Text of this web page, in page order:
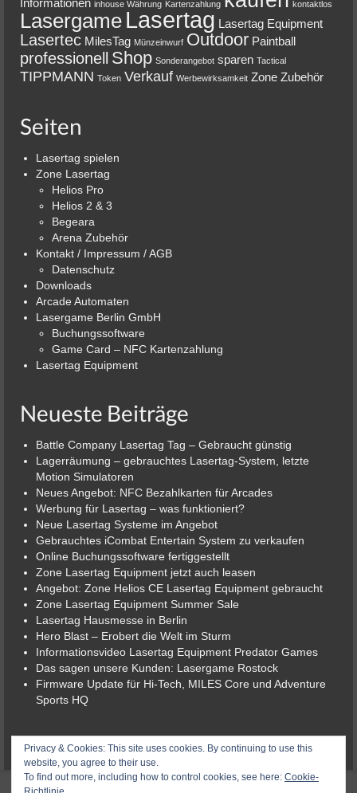
inhouse Währung Kartenzahlung kontaktlos
Lasergame Lasertag Lasertag Equipment
Lasertec MilesTag Münzeinwurf Outdoor Paintball
professionell Shop Sonderangebot sparen Tactical
TIPPMANN Token Verkauf Werbewirksamkeit Zone Zubehör
Seiten
Lasertag spielen
Zone Lasertag
Helios Pro
Helios 2 & 3
Begeara
Arena Zubehör
Kontakt / Impressum / AGB
Datenschutz
Downloads
Arcade Automaten
Lasergame Berlin GmbH
Buchungssoftware
Game Card – NFC Kartenzahlung
Lasertag Equipment
Neueste Beiträge
Battle Company Lasertag Tag – Gebraucht günstig
Lagerräumung – gebrauchtes Lasertag-System, letzte
Motion Simulatoren
Neues Angebot: NFC Bezahlkarten für Arcades
Werbung für Lasertag – was funktioniert?
Neue Lasertag Systeme im Angebot
Gebrauchtes iCombat Entertain System zu verkaufen
Online Buchungssoftware fertiggestellt
Zone Lasertag Equipment jetzt auch leasen
Angebot: Zone Helios CE Lasertag Equipment gebraucht
Zone Lasertag Equipment Summer Sale
Lasertag Hausmesse in Berlin
Hero Blast – Erobert die Welt im Sturm
Informationsvideo Lasertag Equipment Predator Games
Das sagen unsere Kunden: Lasergame Rostock
Firmware Update für Hi-Tech, MILES Core und Adventure
Sports HQ
Privacy & Cookies: This site uses cookies. By continuing to use this
website, you agree to their use.
To find out more, including how to control cookies, see here: Cookie-